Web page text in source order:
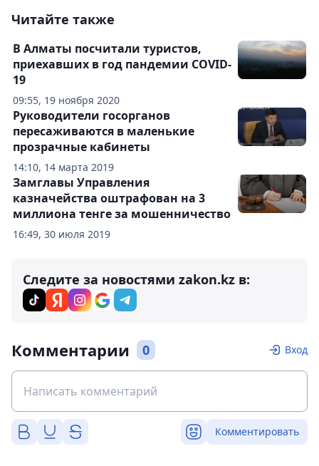
Читайте также
09:55, 19 ноября 2020
В Алматы посчитали туристов,
приехавших в год пандемии COVID-
19
14:10, 14 марта 2019
Руководители госорганов
пересаживаются в маленькие
прозрачные кабинеты
16:49, 30 июля 2019
Замглавы Управления
казначейства оштрафован на 3
миллиона тенге за мошенничество
Следите за новостями zakon.kz в:
Комментарии 0 Вход
Комментировать